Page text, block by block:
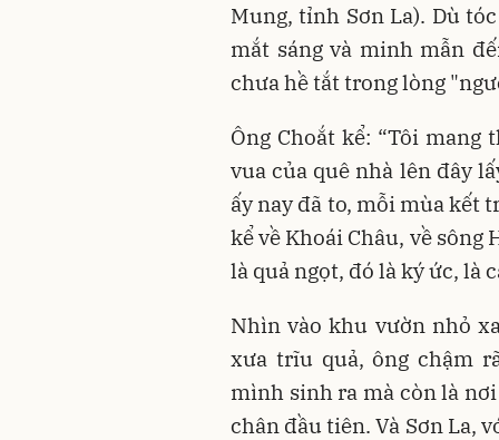
Mung, tỉnh Sơn La). Dù
mắt sáng và minh mẫn
chưa hề tắt trong lòng
Ông Choắt kể: “Tôi
vua của quê nhà lên đây
ấy nay đã to, mỗi mùa kết
kể về Khoái Châu, về
là quả ngọt, đó là ký ức, là
Nhìn vào khu vườn nhỏ
xưa trĩu quả, ông chậm
mình sinh ra mà còn là
chân đầu tiên. Và Sơn La,